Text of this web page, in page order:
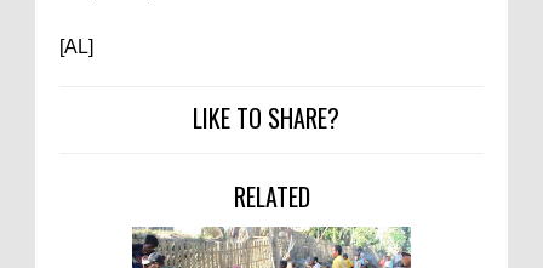
NTB
dan Penguatan Kolaborasi
Wali Kota Bima Hadiri Rakornas
[AL]
LIKE TO SHARE?
RELATED